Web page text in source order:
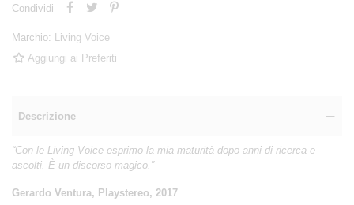
Condividi
Marchio: Living Voice
Aggiungi ai Preferiti
Descrizione
“Con le Living Voice esprimo la mia maturità dopo anni di ricerca e
ascolti. È un discorso magico.”
Gerardo Ventura, Playstereo, 2017